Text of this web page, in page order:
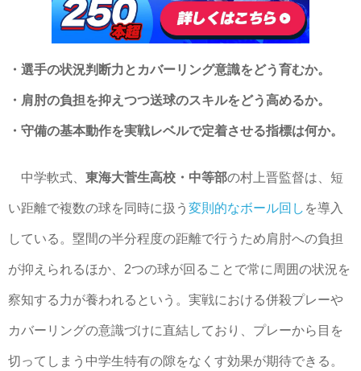
・選手の状況判断力とカバーリング意識をどう育むか。
・肩肘の負担を抑えつつ送球のスキルをどう高めるか。
・守備の基本動作を実戦レベルで定着させる指標は何か。
中学軟式、 東海大菅生高校・中等部の村上晋監督は、短
い距離で複数の球を同時に扱う 変則的なボール回し を導入
している。塁間の半分程度の距離で行うため肩肘への負担
が抑えられるほか、2つの球が回ることで常に周囲の状況を
察知する力が養われるという。実戦における併殺プレーや
カバーリングの意識づけに直結しており、プレーから目を
切ってしまう中学生特有の隙をなくす効果が期待できる。